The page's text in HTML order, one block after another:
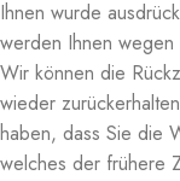
Ihnen wurde
werden Ihnen
Wir können die
wieder
haben, dass Sie die
welches der frühere